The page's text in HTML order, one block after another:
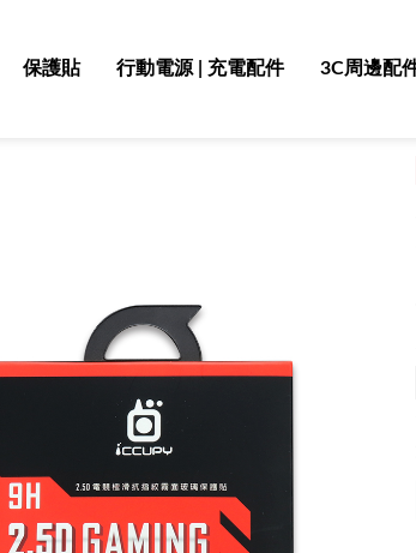
保護貼 行動電源 | 充電配件 3C周邊配